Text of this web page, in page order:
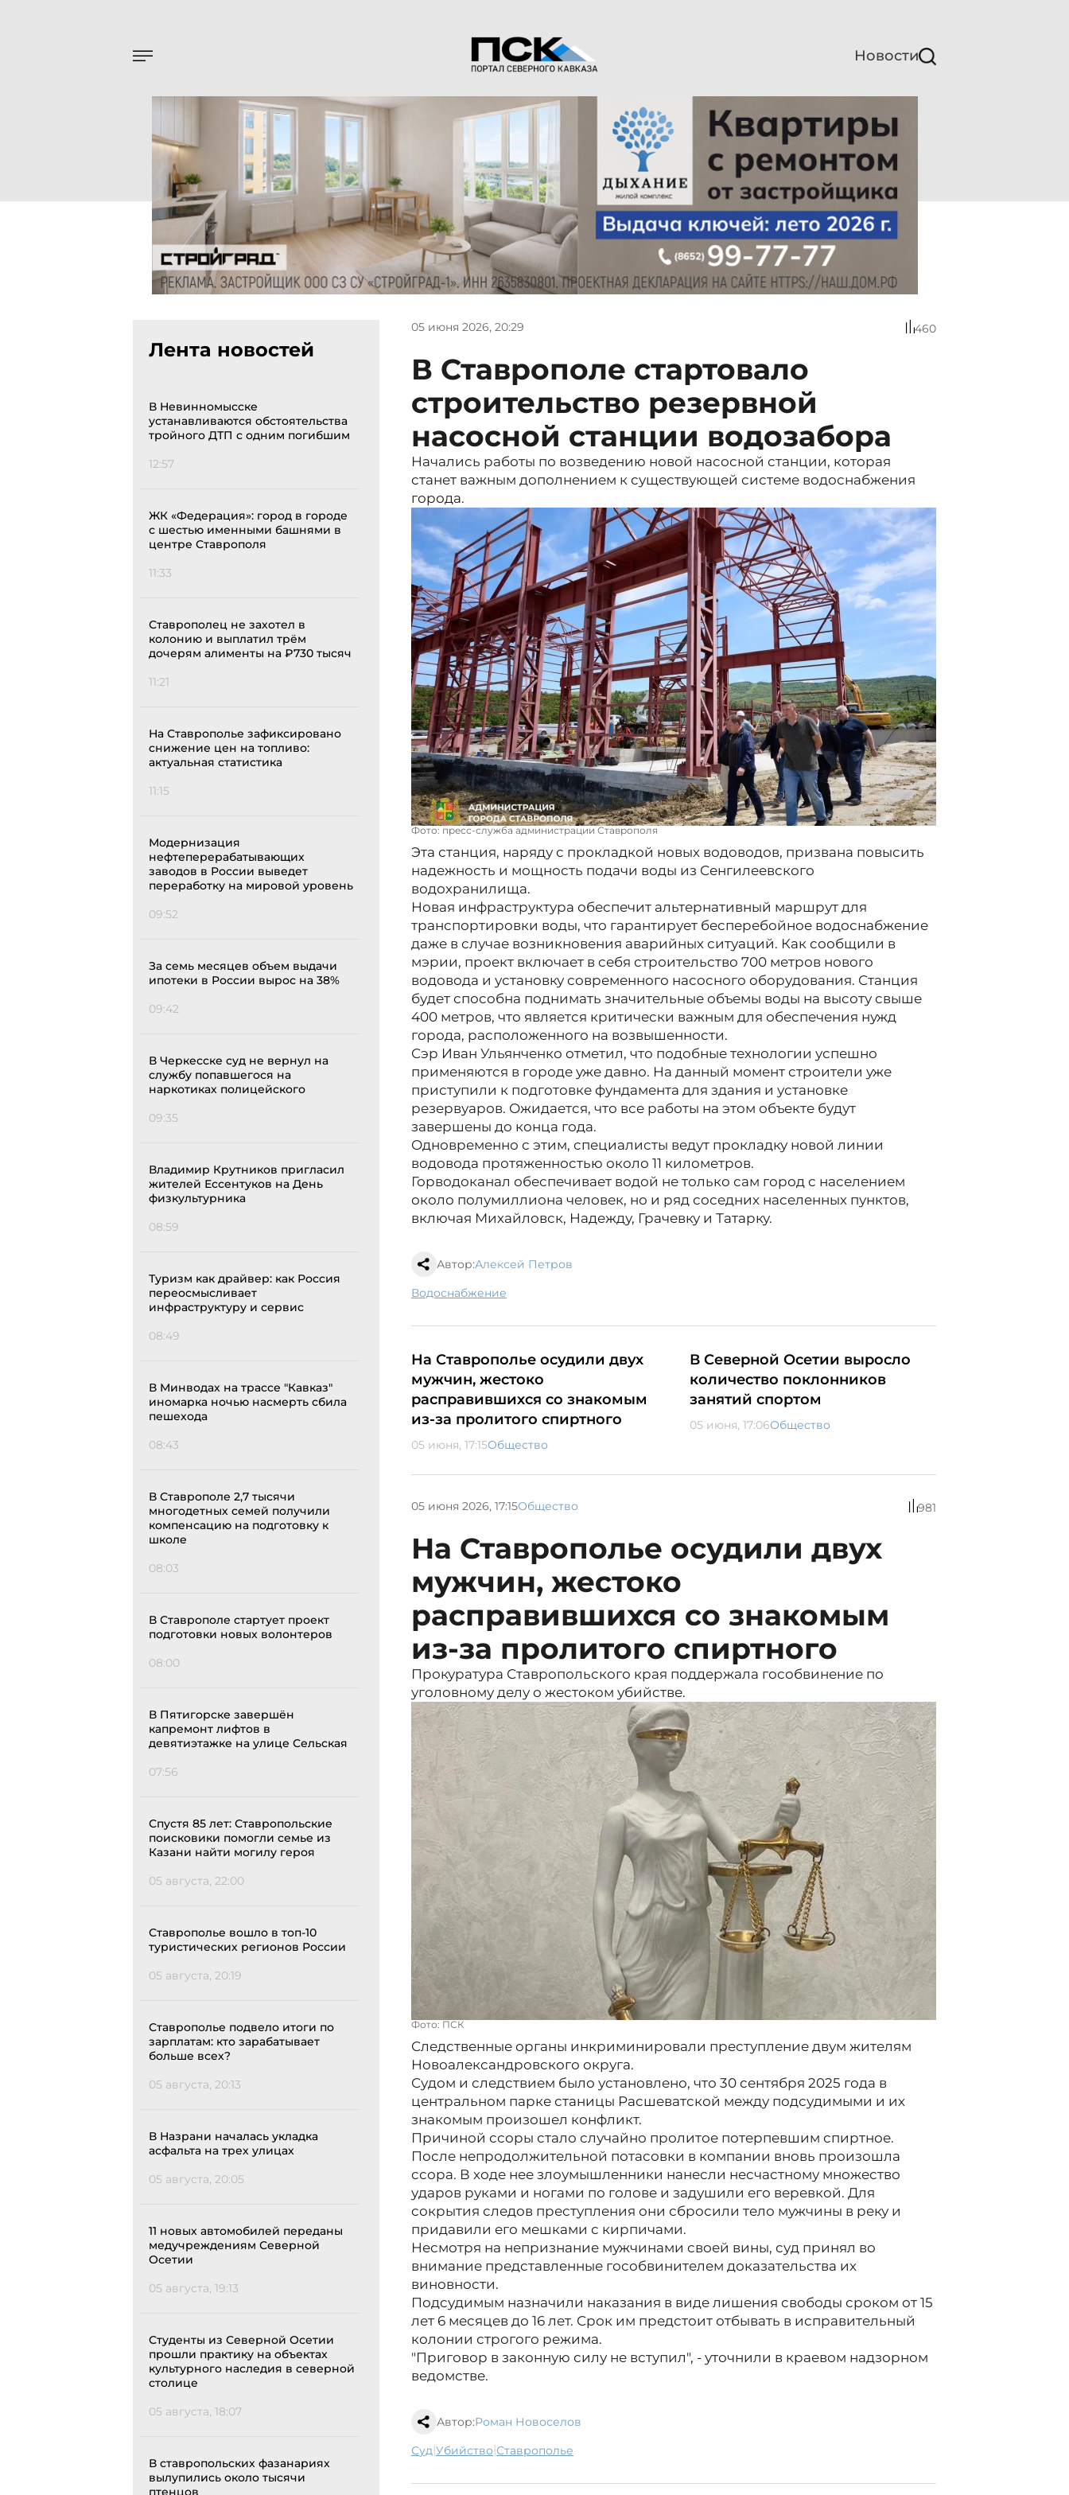
Новости
Лента новостей
В Невинномысске
устанавливаются обстоятельства
тройного ДТП с одним погибшим
12:57
ЖК «Федерация»: город в городе
с шестью именными башнями в
центре Ставрополя
11:33
Ставрополец не захотел в
колонию и выплатил трём
дочерям алименты на ₽730 тысяч
11:21
На Ставрополье зафиксировано
снижение цен на топливо:
актуальная статистика
11:15
Модернизация
нефтеперерабатывающих
заводов в России выведет
переработку на мировой уровень
09:52
За семь месяцев объем выдачи
ипотеки в России вырос на 38%
09:42
В Черкесске суд не вернул на
службу попавшегося на
наркотиках полицейского
09:35
Владимир Крутников пригласил
жителей Ессентуков на День
физкультурника
08:59
Туризм как драйвер: как Россия
переосмысливает
инфраструктуру и сервис
08:49
В Минводах на трассе "Кавказ"
иномарка ночью насмерть сбила
пешехода
08:43
В Ставрополе 2,7 тысячи
многодетных семей получили
компенсацию на подготовку к
школе
08:03
В Ставрополе стартует проект
подготовки новых волонтеров
08:00
В Пятигорске завершён
капремонт лифтов в
девятиэтажке на улице Сельская
07:56
Спустя 85 лет: Ставропольские
поисковики помогли семье из
Казани найти могилу героя
05 августа, 22:00
Ставрополье вошло в топ-10
туристических регионов России
05 августа, 20:19
Ставрополье подвело итоги по
зарплатам: кто зарабатывает
больше всех?
05 августа, 20:13
В Назрани началась укладка
асфальта на трех улицах
05 августа, 20:05
11 новых автомобилей переданы
медучреждениям Северной
Осетии
05 августа, 19:13
Студенты из Северной Осетии
прошли практику на объектах
культурного наследия в северной
столице
05 августа, 18:07
В ставропольских фазанариях
вылупились около тысячи
05 июня 2026, 20:29 460
В Ставрополе стартовало
строительство резервной
насосной станции водозабора
Начались работы по возведению новой насосной станции, которая
станет важным дополнением к существующей системе водоснабжения
города.
Фото: пресс-служба администрации Ставрополя
Эта станция, наряду с прокладкой новых водоводов, призвана повысить
надежность и мощность подачи воды из Сенгилеевского
водохранилища.
Новая инфраструктура обеспечит альтернативный маршрут для
транспортировки воды, что гарантирует бесперебойное водоснабжение
даже в случае возникновения аварийных ситуаций. Как сообщили в
мэрии, проект включает в себя строительство 700 метров нового
водовода и установку современного насосного оборудования. Станция
будет способна поднимать значительные объемы воды на высоту свыше
400 метров, что является критически важным для обеспечения нужд
города, расположенного на возвышенности.
Сэр Иван Ульянченко отметил, что подобные технологии успешно
применяются в городе уже давно. На данный момент строители уже
приступили к подготовке фундамента для здания и установке
резервуаров. Ожидается, что все работы на этом объекте будут
завершены до конца года.
Одновременно с этим, специалисты ведут прокладку новой линии
водовода протяженностью около 11 километров.
Горводоканал обеспечивает водой не только сам город с населением
около полумиллиона человек, но и ряд соседних населенных пунктов,
включая Михайловск, Надежду, Грачевку и Татарку.
Автор:Алексей Петров
водоснабжение
На Ставрополье осудили двух
мужчин, жестоко
расправившихся со знакомым
из-за пролитого спиртного
05 июня, 17:15Общество
В Северной Осетии выросло
количество поклонников
занятий спортом
05 июня, 17:06Общество
05 июня 2026, 17:15Общество 981
На Ставрополье осудили двух
мужчин, жестоко
расправившихся со знакомым
из-за пролитого спиртного
Прокуратура Ставропольского края поддержала гособвинение по
уголовному делу о жестоком убийстве.
Фото: ПСК
Следственные органы инкриминировали преступление двум жителям
Новоалександровского округа.
Судом и следствием было установлено, что 30 сентября 2025 года в
центральном парке станицы Расшеватской между подсудимыми и их
знакомым произошел конфликт.
Причиной ссоры стало случайно пролитое потерпевшим спиртное.
После непродолжительной потасовки в компании вновь произошла
ссора. В ходе нее злоумышленники нанесли несчастному множество
ударов руками и ногами по голове и задушили его веревкой. Для
сокрытия следов преступления они сбросили тело мужчины в реку и
придавили его мешками с кирпичами.
Несмотря на непризнание мужчинами своей вины, суд принял во
внимание представленные гособвинителем доказательства их
виновности.
Подсудимым назначили наказания в виде лишения свободы сроком от 15
лет 6 месяцев до 16 лет. Срок им предстоит отбывать в исправительный
колонии строгого режима.
"Приговор в законную силу не вступил", - уточнили в краевом надзорном
ведомстве.
Автор:Роман Новоселов
суд| убийство| Ставрополье